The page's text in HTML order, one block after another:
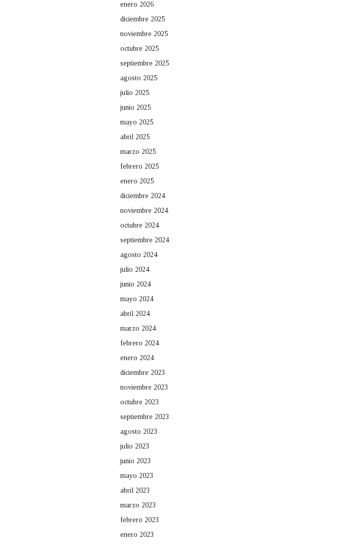
enero 2026
diciembre 2025
noviembre 2025
octubre 2025
septiembre 2025
agosto 2025
julio 2025
junio 2025
mayo 2025
abril 2025
marzo 2025
febrero 2025
enero 2025
diciembre 2024
noviembre 2024
octubre 2024
septiembre 2024
agosto 2024
julio 2024
junio 2024
mayo 2024
abril 2024
marzo 2024
febrero 2024
enero 2024
diciembre 2023
noviembre 2023
octubre 2023
septiembre 2023
agosto 2023
julio 2023
junio 2023
mayo 2023
abril 2023
marzo 2023
febrero 2023
enero 2023